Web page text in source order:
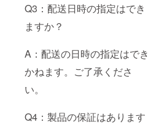
Q3：配送日時の指定はでき
ますか？
A：配送の日時の指定はでき
かねます。ご了承くださ
い。
Q4：製品の保証はあります